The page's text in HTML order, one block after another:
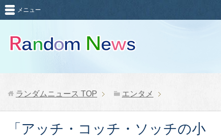
メニュー
ランダムニュース TOP エンタメ
「アッチ・コッチ・ソッチの小